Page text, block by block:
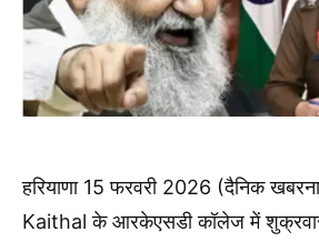
हरियाणा 15 फरवरी 2026 (दैनिक
Kaithal के आरकेएसडी कॉलेज में